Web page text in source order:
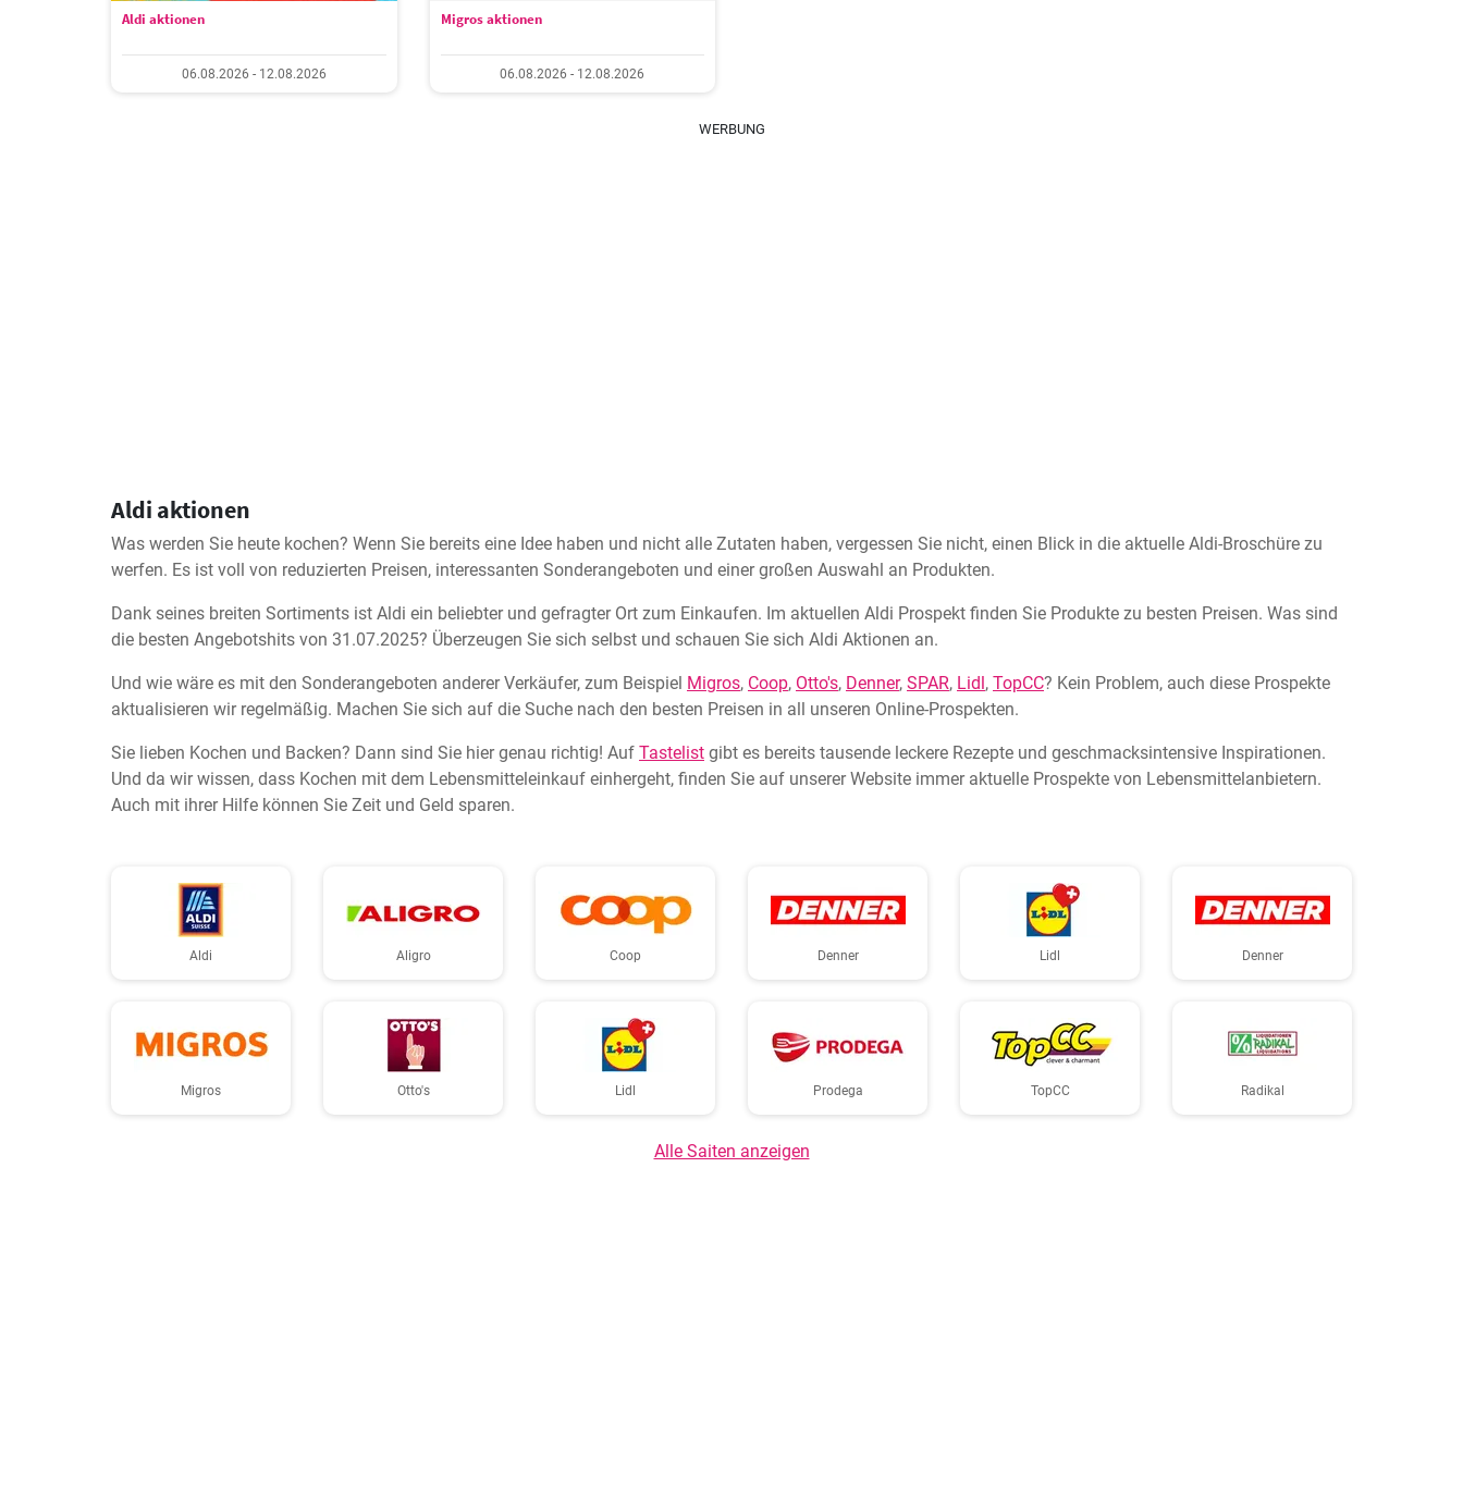
Aldi aktionen
06.08.2026 - 12.08.2026
Migros aktionen
06.08.2026 - 12.08.2026
WERBUNG
Aldi aktionen
Was werden Sie heute kochen? Wenn Sie bereits eine Idee haben und nicht alle Zutaten haben, vergessen Sie nicht, einen Blick in die aktuelle Aldi-Broschüre zu
werfen. Es ist voll von reduzierten Preisen, interessanten Sonderangeboten und einer großen Auswahl an Produkten.
Dank seines breiten Sortiments ist Aldi ein beliebter und gefragter Ort zum Einkaufen. Im aktuellen Aldi Prospekt finden Sie Produkte zu besten Preisen. Was sind
die besten Angebotshits von 31.07.2025? Überzeugen Sie sich selbst und schauen Sie sich Aldi Aktionen an.
Und wie wäre es mit den Sonderangeboten anderer Verkäufer, zum Beispiel Migros, Coop, Otto's, Denner, SPAR, Lidl, TopCC? Kein Problem, auch diese Prospekte
aktualisieren wir regelmäßig. Machen Sie sich auf die Suche nach den besten Preisen in all unseren Online-Prospekten.
Sie lieben Kochen und Backen? Dann sind Sie hier genau richtig! Auf Tastelist gibt es bereits tausende leckere Rezepte und geschmacksintensive Inspirationen.
Und da wir wissen, dass Kochen mit dem Lebensmitteleinkauf einhergeht, finden Sie auf unserer Website immer aktuelle Prospekte von Lebensmittelanbietern.
Auch mit ihrer Hilfe können Sie Zeit und Geld sparen.
Aldi Aligro Coop Denner Lidl Denner
Migros Otto's Lidl Prodega TopCC Radikal
Alle Saiten anzeigen